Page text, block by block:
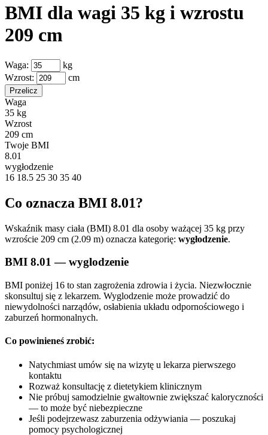
BMI dla wagi 35 kg i wzrostu
209 cm
Waga:
kg
Wzrost:
cm
Przelicz
Waga
35 kg
Wzrost
209 cm
Twoje BMI
8.01
wygłodzenie
16 18.5 25 30 35 40
Co oznacza BMI 8.01?
Wskaźnik masy ciała (BMI) 8.01 dla osoby ważącej 35 kg przy
wzroście 209 cm (2.09 m) oznacza kategorię: wygłodzenie.
BMI 8.01 — wyglodzenie
BMI poniżej 16 to stan zagrożenia zdrowia i życia. Niezwłocznie
skonsultuj się z lekarzem. Wyglodzenie może prowadzić do
niewydolności narządów, osłabienia układu odpornościowego i
zaburzeń hormonalnych.
Co powinieneś zrobić:
Natychmiast umów się na wizytę u lekarza pierwszego
kontaktu
Rozważ konsultację z dietetykiem klinicznym
Nie próbuj samodzielnie gwałtownie zwiększać kaloryczności
— to może być niebezpieczne
Jeśli podejrzewasz zaburzenia odżywiania — poszukaj
pomocy psychologicznej